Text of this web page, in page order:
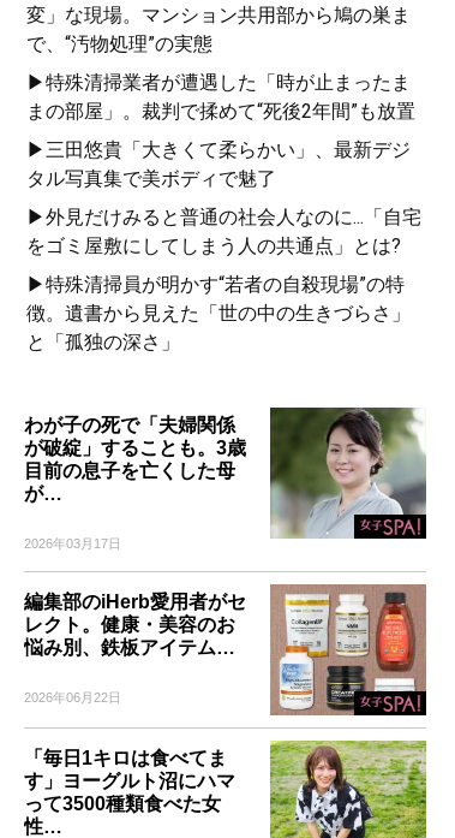
変」な現場。マンション共用部から鳩の巣ま
で、“汚物処理”の実態
▶特殊清掃業者が遭遇した「時が止まったま
まの部屋」。裁判で揉めて“死後2年間”も放置
▶三田悠貴「大きくて柔らかい」、最新デジ
タル写真集で美ボディで魅了
▶外見だけみると普通の社会人なのに...「自宅
をゴミ屋敷にしてしまう人の共通点」とは?
▶特殊清掃員が明かす“若者の自殺現場”の特
徴。遺書から見えた「世の中の生きづらさ」
と「孤独の深さ」
わが子の死で「夫婦関係
が破綻」することも。3歳
目前の息子を亡くした母
が…
2026年03月17日
編集部のiHerb愛用者がセ
レクト。健康・美容のお
悩み別、鉄板アイテム…
2026年06月22日
「毎日1キロは食べてま
す」ヨーグルト沼にハマ
って3500種類食べた女
性…